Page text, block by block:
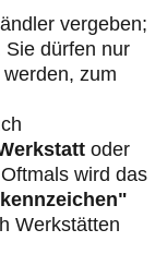
vergeben;
Sie dürfen nur
zum
oder
wird das
Werkstätten